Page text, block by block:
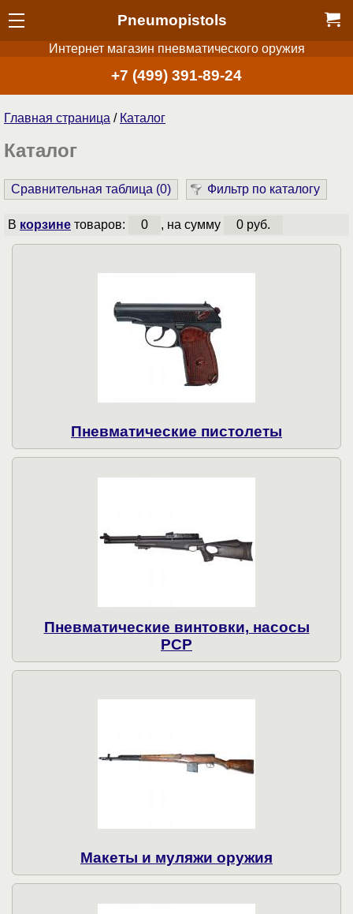
Pneumopistols
Интернет магазин пневматического оружия
+7 (499) 391-89-24
Главная страница / Каталог
Каталог
Сравнительная таблица (0) Фильтр по каталогу
В корзинетоваров: 0 , на сумму 0 руб.
Пнев­ма­ти­чес­кие пистолеты
Пневматические винтовки, насосы
PCP
Макеты и муляжи оружия